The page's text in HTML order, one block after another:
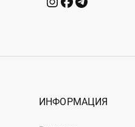
ИНФОРМАЦИЯ